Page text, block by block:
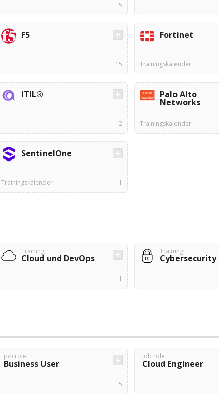
5
F5
15
Fortinet
Trainingskalender
ITIL®
2
Palo Alto
Networks
Trainingskalender
SentinelOne
Trainingskalender 1
Training
Cloud und DevOps
1
Training
Cybersecurity
job role
Business User
5
job role
Cloud Engineer